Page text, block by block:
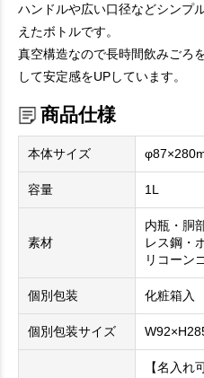
ハンドルや広い口径などシンプ
えたボトルです。
真空構造なので長時間飲みごろ
して安定感をUPしています。
商品仕様
本体サイズ
容量 1L
素材
内瓶・胴
レス鋼・
リコーン
個別包装 化粧箱入
個別包装サイズ
【名入れ